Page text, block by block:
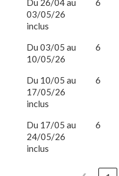
Du 26/04 au
03/05/26
inclus
6
Du 03/05 au
10/05/26
6
Du 10/05 au
17/05/26
inclus
6
Du 17/05 au
24/05/26
inclus
6